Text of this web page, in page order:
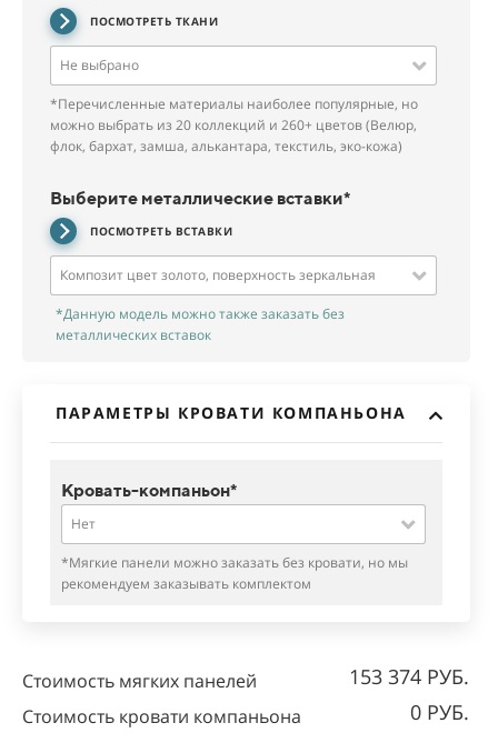
ПОСМОТРЕТЬ ТКАНИ
Не выбрано
*Перечисленные материалы наиболее популярные, но
можно выбрать из 20 коллекций и 260+ цветов (Велюр,
флок, бархат, замша, алькантара, текстиль, эко-кожа)
Выберите металлические вставки*
ПОСМОТРЕТЬ ВСТАВКИ
Композит цвет золото, поверхность зеркальная
*Данную модель можно также заказать без
металлических вставок
ПАРАМЕТРЫ КРОВАТИ КОМПАНЬОНА
Кровать-компаньон*
Нет
*Мягкие панели можно заказать без кровати, но мы
рекомендуем заказывать комплектом
Стоимость мягких панелей 153 374 РУБ.
Стоимость кровати компаньона 0 РУБ.